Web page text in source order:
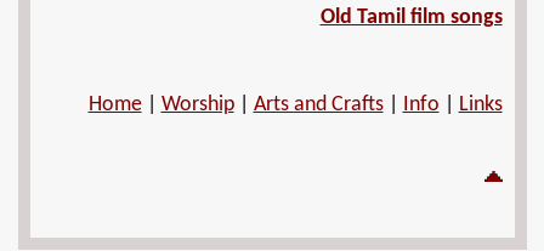
Old Tamil film songs
Home| Worship| Arts and Crafts| Info Links